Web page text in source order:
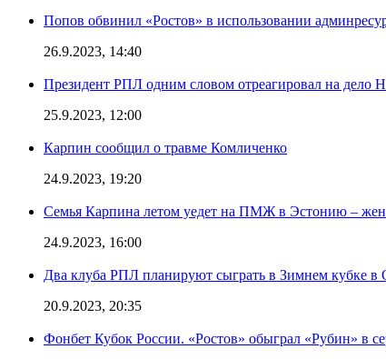
Попов обвинил «Ростов» в использовании
26.9.2023, 14:40
Президент РПЛ одним словом отреагировал на дело
25.9.2023, 12:00
Карпин сообщил о травме Комличенко
24.9.2023, 19:20
Семья Карпина летом уедет на ПМЖ в Эстонию –
24.9.2023, 16:00
Два клуба РПЛ планируют сыграть в Зимнем кубке
20.9.2023, 20:35
Фонбет Кубок России. «Ростов» обыграл «Рубин» в